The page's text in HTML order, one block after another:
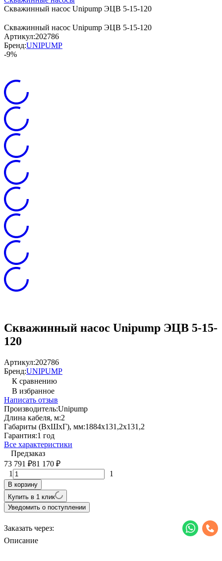
Скважинный насос Unipump ЭЦВ 5-15-120
Скважинный насос Unipump ЭЦВ 5-15-120
Артикул:202786
Бренд:UNIPUMP
-9%
Скважинный насос Unipump ЭЦВ 5-15-
120
Артикул:202786
Бренд:UNIPUMP
К сравнению
В избранное
Написать отзыв
Производитель:Unipump
Длина кабеля, м:2
Габариты (ВхШхГ), мм:1884х131,2х131,2
Гарантия:1 год
Все характеристики
Предзаказ
73 791
₽81 170 ₽
1 1
В корзину
Купить в 1 клик
Уведомить о поступлении
Заказать через:
Описание